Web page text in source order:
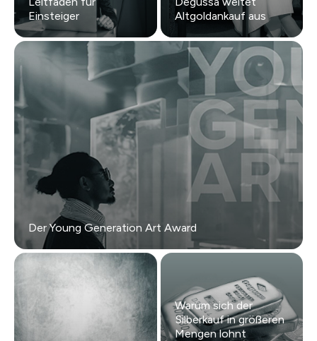
Altgoldankauf aus
Einsteiger
Der Young Generation Art Award
Warum sich der
Silberkauf in größeren
Mengen lohnt